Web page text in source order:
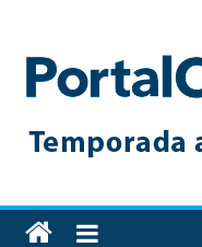
content
Toda